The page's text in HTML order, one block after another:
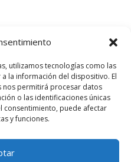
utilizamos tecnologías como las
la información del dispositivo. El
nos permitirá procesar datos
o las identificaciones únicas
consentimiento, puede afectar
y funciones.
Política de cookies